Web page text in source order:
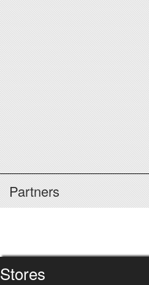
Partners
Stores